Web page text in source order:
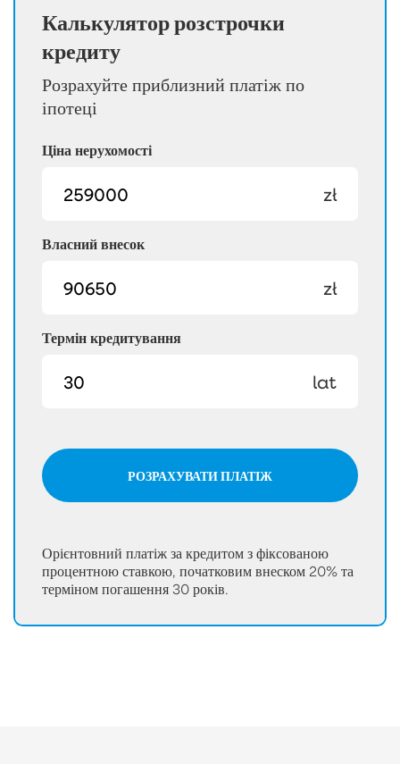
Калькулятор розстрочки
кредиту
Розрахуйте приблизний платіж по
іпотеці
Ціна нерухомості
zł
Власний внесок
zł
Термін кредитування
lat
РОЗРАХУВАТИ ПЛАТІЖ
Орієнтовний платіж за кредитом з фіксованою
процентною ставкою, початковим внеском 20% та
терміном погашення 30 років.